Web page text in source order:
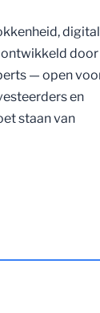
ontwikkeld door
— open
en
staan van